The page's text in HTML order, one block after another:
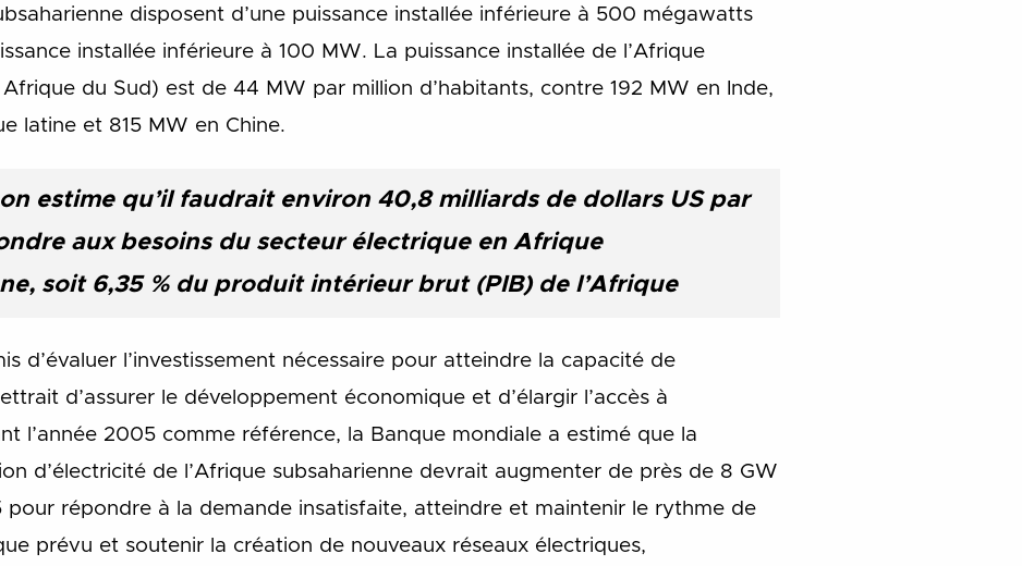
disposent d’une puissance installée inférieure à 500 mégawatts
installée inférieure à 100 MW. La puissance installée de l’Afrique
du Sud) est de 44 MW par million d’habitants, contre 192 MW en Inde,
latine et 815 MW en Chine.
estime qu’il faudrait environ 40,8 milliards de dollars US par
aux besoins du secteur électrique en Afrique
soit 6,35 % du produit intérieur brut (PIB) de l’Afrique
d’évaluer l’investissement nécessaire pour atteindre la capacité de
d’assurer le développement économique et d’élargir l’accès à
l’année 2005 comme référence, la Banque mondiale a estimé que la
d’électricité de l’Afrique subsaharienne devrait augmenter de près de 8 GW
pour répondre à la demande insatisfaite, atteindre et maintenir le rythme de
prévu et soutenir la création de nouveaux réseaux électriques,